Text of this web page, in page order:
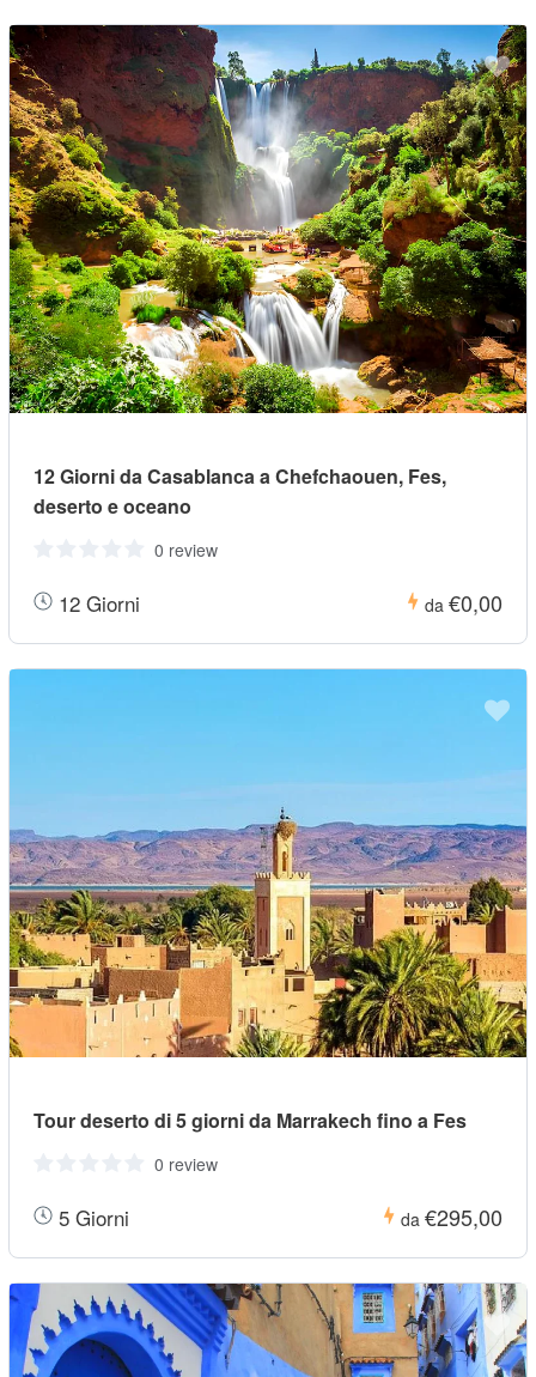
12 Giorni da Casablanca a Chefchaouen, Fes,
deserto e oceano
0 review
12 Giorni da €0,00
Tour deserto di 5 giorni da Marrakech fino a Fes
0 review
5 Giorni da €295,00